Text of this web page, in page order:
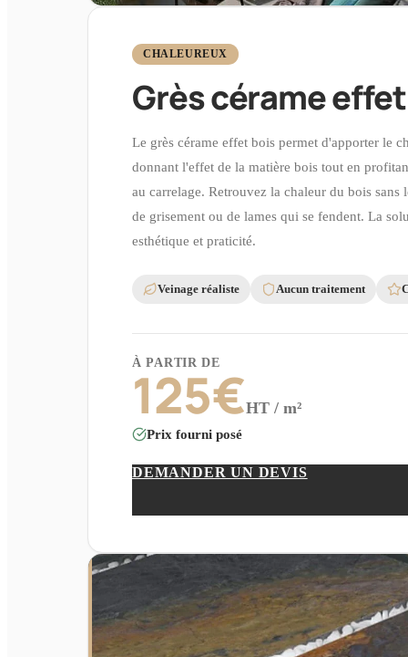
CHALEUREUX
Grès cérame
Le grès cérame effet bois permet d'apporter le
donnant l'effet de la matière bois tout en
au carrelage. Retrouvez la chaleur du bois sans
de grisement ou de lames qui se fendent. La
esthétique et praticité.
Veinage réaliste Aucun traitement
À PARTIR DE
125€HT / m²
Prix fourni posé
DEMANDER UN DEVIS